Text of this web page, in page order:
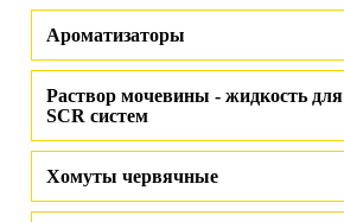
Ароматизаторы
Раствор мочевины - жидкость для
SCR систем
Хомуты червячные